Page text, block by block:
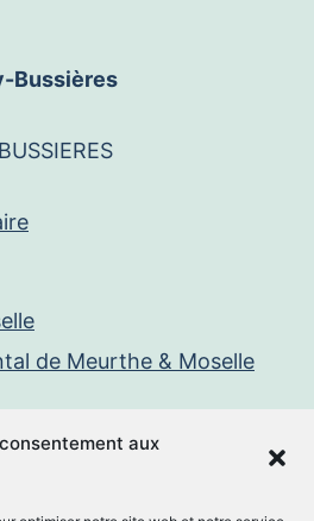
aux
Bussières
de Meurthe & Moselle